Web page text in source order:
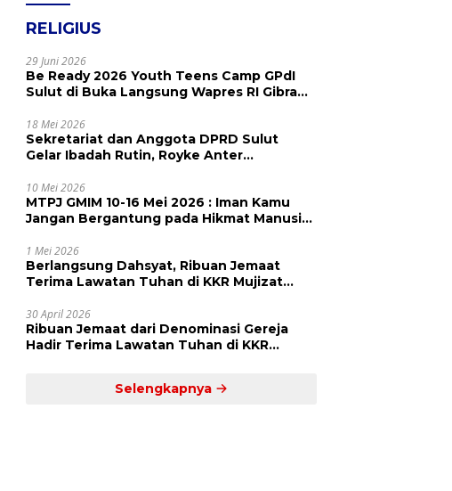
RELIGIUS
29 Juni 2026
Be Ready 2026 Youth Teens Camp GPdI
Sulut di Buka Langsung Wapres RI Gibran
Apresiasi Tinggi
18 Mei 2026
Sekretariat dan Anggota DPRD Sulut
Gelar Ibadah Rutin, Royke Anter
dan Pengingat
10 Mei 2026
MTPJ GMIM 10-16 Mei 2026 : Iman Kamu
Jangan Bergantung pada Hikmat Manusia,
1 Mei 2026
Berlangsung Dahsyat, Ribuan Jemaat
Terima Lawatan Tuhan di KKR Mujizat
30 April 2026
Ribuan Jemaat dari Denominasi Gereja
Hadir Terima Lawatan Tuhan di KKR
Selengkapnya